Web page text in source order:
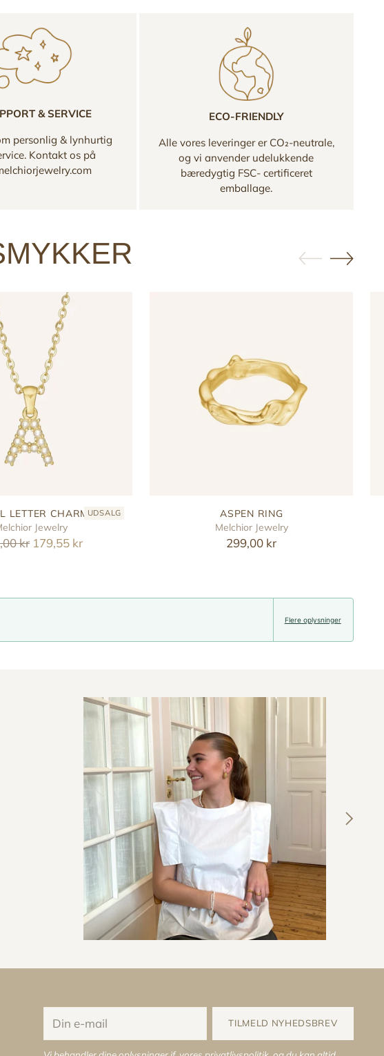
& SERVICE
personlig & lynhurtig
Kontakt os på
ECO-FRIENDLY
Alle vores leveringer er CO₂-neutrale,
og vi anvender udelukkende
bæredygtig FSC- certificeret
emballage.
LETTER CHARMUDSALG
Jewelry
kr 179,55 kr
ASPEN RING
Melchior Jewelry
299,00 kr
Flere oplysninger
e-
mail
TILMELD NYHEDSBREV